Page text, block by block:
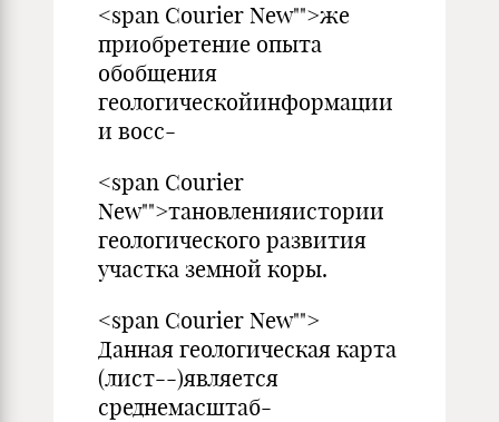
<span Courier New"">же
приобретение опыта
обобщения
геологическойинформации
и восс-
<span Courier
New"">тановленияистории
геологического развития
участка земной коры.
<span Courier New"">
Данная геологическая карта
(лист--)является
среднемасштаб-